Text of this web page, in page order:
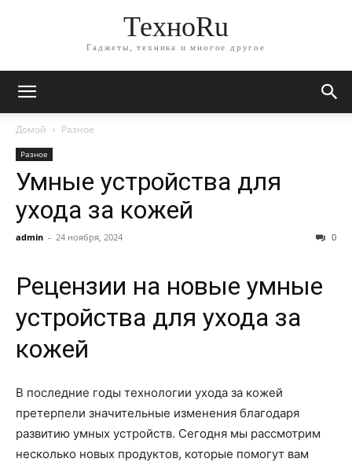
ТехноRu
Гаджеты, техника и многое другое
Домой Разное
Разное
Умные устройства для
ухода за кожей
admin - 24 ноября, 2024 0
Рецензии на новые умные
устройства для ухода за
кожей
В последние годы технологии ухода за кожей
претерпели значительные изменения благодаря
развитию умных устройств. Сегодня мы рассмотрим
несколько новых продуктов, которые помогут вам